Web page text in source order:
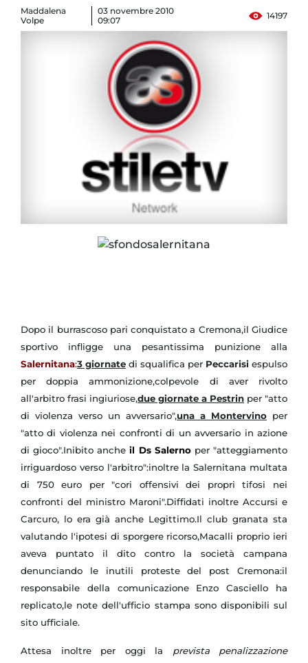
Maddalena
Volpe
03 novembre 2010
09:07
14197
Dopo il burrascoso pari conquistato a Cremona,il Giudice
sportivo infligge una pesantissima punizione alla
Salernitana:3 giornate di squalifica per Peccarisi espulso
per doppia ammonizione,colpevole di aver rivolto
all'arbitro frasi ingiuriose,due giornate a Pestrin per "atto
di violenza verso un avversario",una a Montervino per
"atto di violenza nei confronti di un avversario in azione
di gioco".Inibito ancheil Ds Salerno per "atteggiamento
irriguardoso verso l'arbitro":inoltre la Salernitana multata
di 750 euro per "cori offensivi dei propri tifosi nei
confronti del ministro Maroni".Diffidati inoltre Accursi e
Carcuro, lo era già anche Legittimo.Il club granata sta
valutando l'ipotesi di sporgere ricorso,Macalli proprio ieri
aveva puntato il dito contro la società campana
denunciando le inutili proteste del post Cremona:il
responsabile della comunicazione Enzo Casciello ha
replicato,le note dell'ufficio stampa sono disponibili sul
sito ufficiale.
Attesa inoltre per oggi la prevista penalizzazione